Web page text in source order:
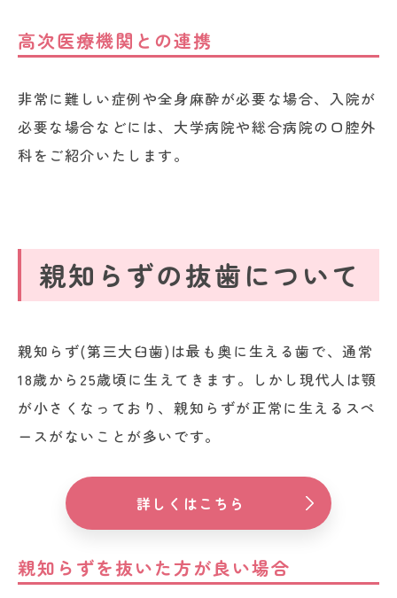
高次医療機関との連携
非常に難しい症例や全身麻酔が必要な場合、入院が
必要な場合などには、大学病院や総合病院の口腔外
科をご紹介いたします。
親知らずの抜歯について
親知らず(第三大臼歯)は最も奥に生える歯で、通常
18歳から25歳頃に生えてきます。しかし現代人は顎
が小さくなっており、親知らずが正常に生えるスペ
ースがないことが多いです。
詳しくはこちら
親知らずを抜いた方が良い場合